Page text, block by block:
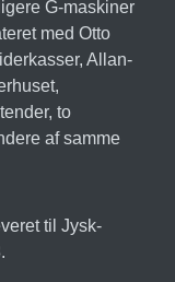
G-maskiner
med Otto
Allan-
to
af samme
til Jysk-